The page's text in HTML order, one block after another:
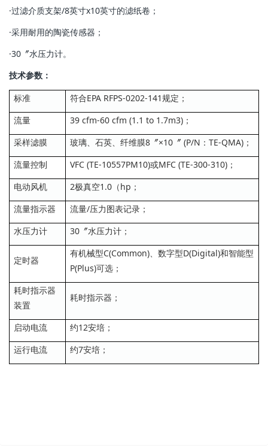
·过滤介质支架/8英寸x10英寸的滤纸卷；
·采用耐用的陶瓷传感器；
·30〞水压力计。
技术参数：
标准
符合EPA RFPS-0202-141规定；
流量
39 cfm-60 cfm (1.1 to 1.7m3)；
采样滤膜
玻璃、石英、纤维膜8〞×10〞 (P/N：TE-QMA)；
流量控制
VFC (TE-10557PM10)或MFC (TE-300-310)；
电动风机
2极真空1.0（hp；
流量指示器
流量/压力图表记录；
水压力计
30〞水压力计；
定时器
有机械型C(Common)、数字型D(Digital)和智能型
P(Plus)可选；
耗时指示器
装置
耗时指示器；
启动电流
约12安培；
运行电流
约7安培；